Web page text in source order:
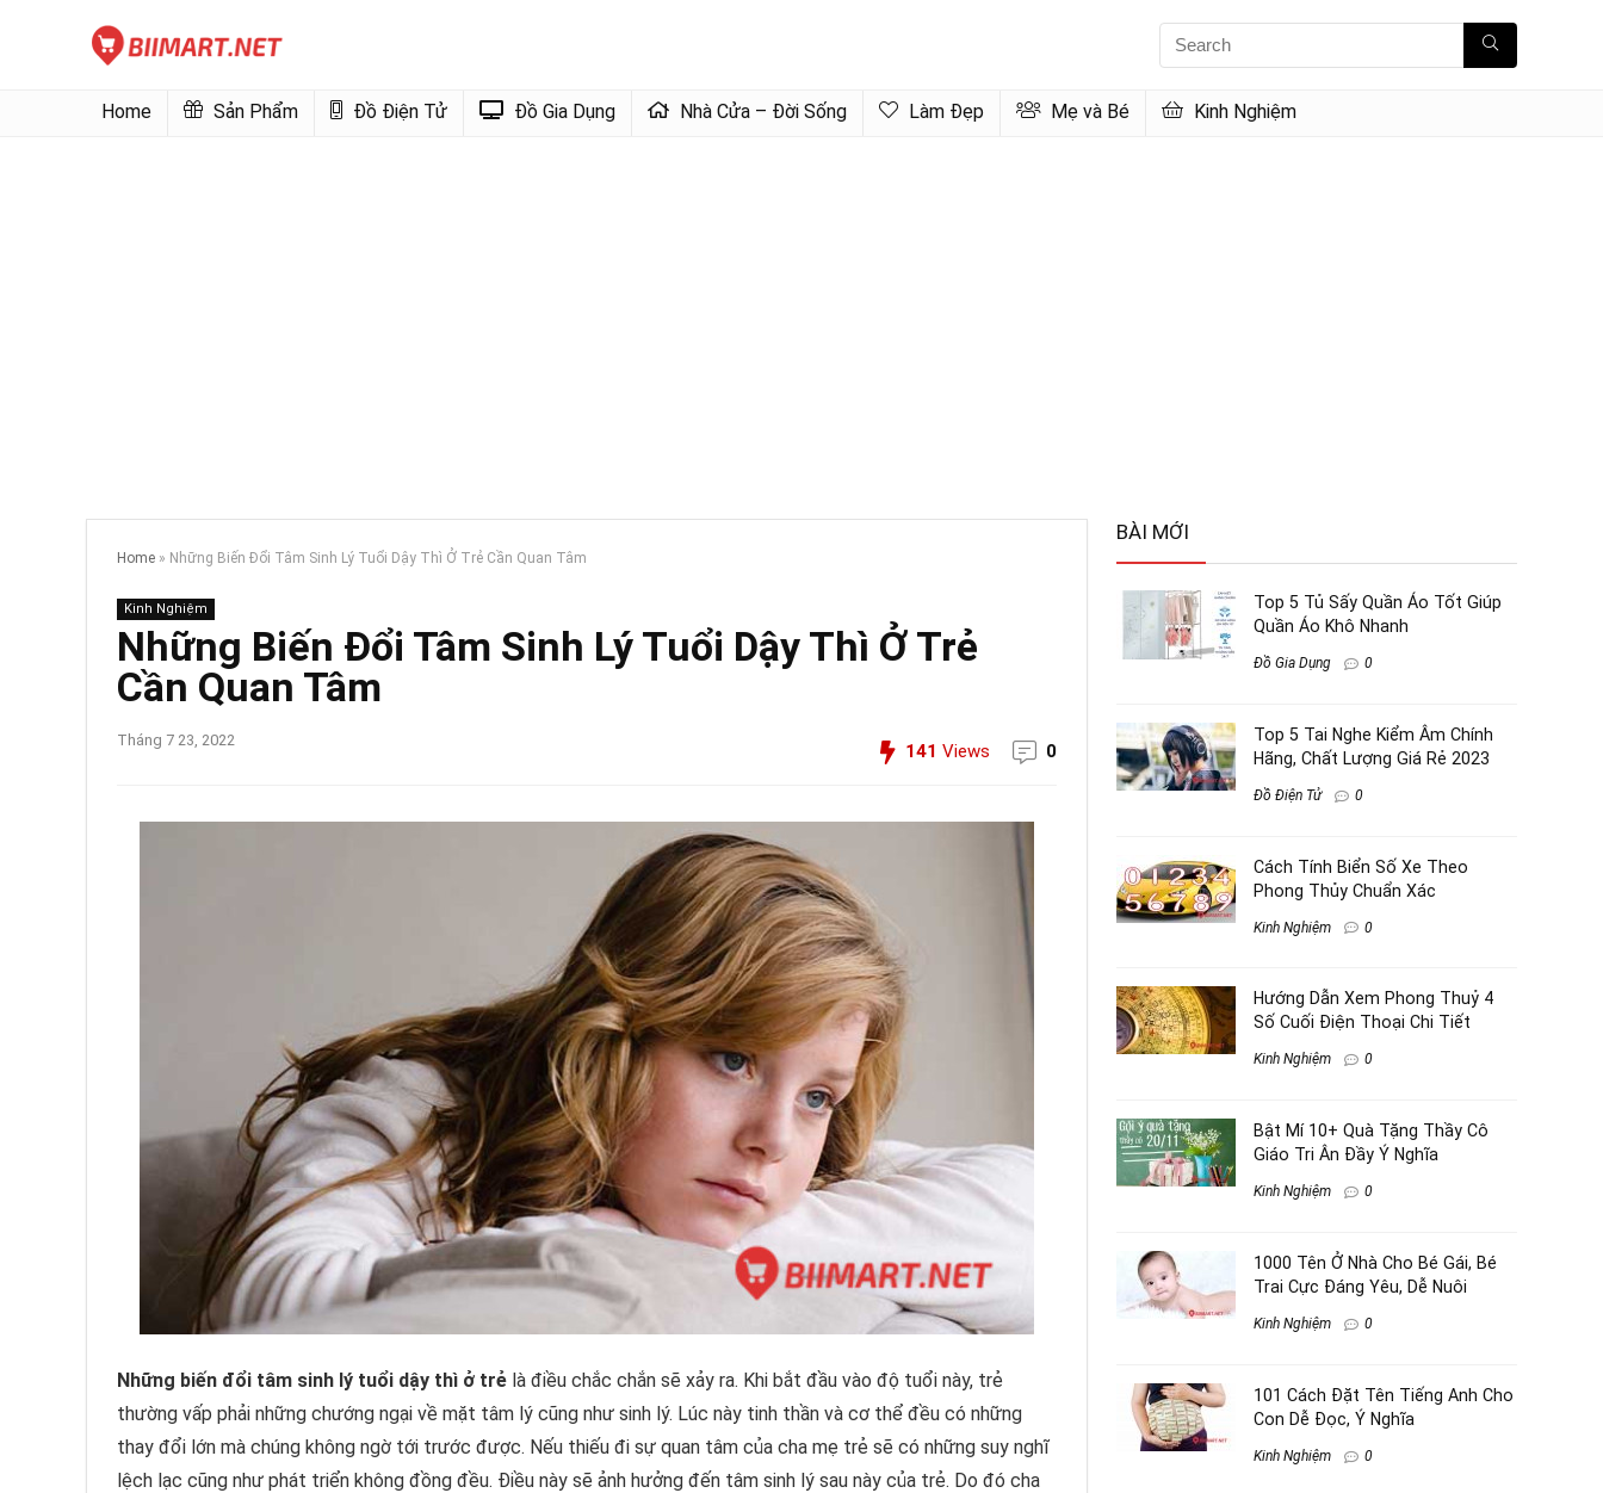
Home Sản Phẩm Đồ Điện Tử Đồ Gia Dụng Nhà Cửa – Đời Sống Làm Đẹp Mẹ và Bé Kinh Nghiệm
Home » Những Biến Đổi Tâm Sinh Lý Tuổi Dậy Thì Ở Trẻ Cần Quan Tâm
Kinh Nghiệm
Những Biến Đổi Tâm Sinh Lý Tuổi Dậy Thì Ở Trẻ
Cần Quan Tâm
Tháng 7 23, 2022
141 Views 0
Những biến đổi tâm sinh lý tuổi dậy thì ở trẻ là điều chắc chắn sẽ xảy ra. Khi bắt đầu vào độ tuổi này, trẻ
thường vấp phải những chướng ngại về mặt tâm lý cũng như sinh lý. Lúc này tinh thần và cơ thể đều có những
thay đổi lớn mà chúng không ngờ tới trước được. Nếu thiếu đi sự quan tâm của cha mẹ trẻ sẽ có những suy nghĩ
lệch lạc cũng như phát triển không đồng đều. Điều này sẽ ảnh hưởng đến tâm sinh lý sau này của trẻ. Do đó cha
BÀI MỚI
Top 5 Tủ Sấy Quần Áo Tốt Giúp
Quần Áo Khô Nhanh
Đồ Gia Dụng 0
Top 5 Tai Nghe Kiểm Âm Chính
Hãng, Chất Lượng Giá Rẻ 2023
Đồ Điện Tử 0
Cách Tính Biển Số Xe Theo
Phong Thủy Chuẩn Xác
Kinh Nghiệm 0
Hướng Dẫn Xem Phong Thuỷ 4
Số Cuối Điện Thoại Chi Tiết
Kinh Nghiệm 0
Bật Mí 10+ Quà Tặng Thầy Cô
Giáo Tri Ân Đầy Ý Nghĩa
Kinh Nghiệm 0
1000 Tên Ở Nhà Cho Bé Gái, Bé
Trai Cực Đáng Yêu, Dễ Nuôi
Kinh Nghiệm 0
101 Cách Đặt Tên Tiếng Anh Cho
Con Dễ Đọc, Ý Nghĩa
Kinh Nghiệm 0